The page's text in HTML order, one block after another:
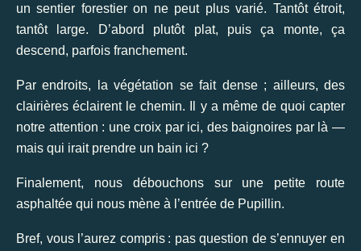
un sentier forestier on ne peut plus varié. Tantôt étroit,
tantôt large. D’abord plutôt plat, puis ça monte, ça
descend, parfois franchement.
Par endroits, la végétation se fait dense ; ailleurs, des
clairières éclairent le chemin. Il y a même de quoi capter
notre attention : une croix par ici, des baignoires par là —
mais qui irait prendre un bain ici ?
Finalement, nous débouchons sur une petite route
asphaltée qui nous mène à l’entrée de Pupillin.
Bref, vous l’aurez compris : pas question de s’ennuyer en